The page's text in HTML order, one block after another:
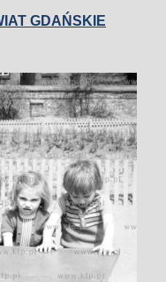
GDAŃSKIE